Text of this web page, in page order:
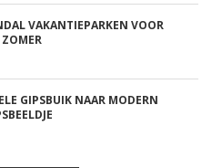
VAKANTIEPARKEN VOOR
GIPSBUIK NAAR MODERN